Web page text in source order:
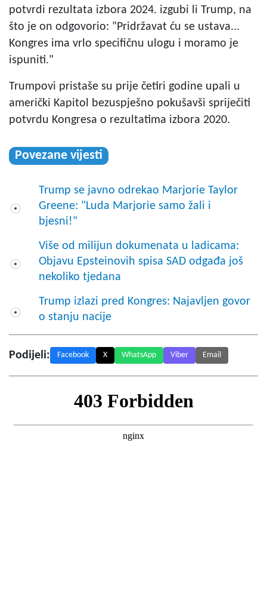
potvrdi rezultata izbora 2024. izgubi li Trump, na
što je on odgovorio: "Pridržavat ću se ustava...
Kongres ima vrlo specifičnu ulogu i moramo je
ispuniti."
Trumpovi pristaše su prije četiri godine upali u
američki Kapitol bezuspješno pokušavši spriječiti
potvrdu Kongresa o rezultatima izbora 2020.
Povezane vijesti
Trump se javno odrekao Marjorie Taylor
Greene: "Luda Marjorie samo žali i
bjesni!"
Više od milijun dokumenata u ladicama:
Objavu Epsteinovih spisa SAD odgađa još
nekoliko tjedana
Trump izlazi pred Kongres: Najavljen govor
o stanju nacije
Podijeli: Facebook X WhatsApp Viber Email